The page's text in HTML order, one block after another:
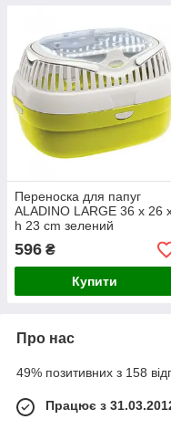
Переноска для папуг
ALADINO LARGE 36 x 26
h 23 cm зелений
596 ₴
Купити
Про нас
49% позитивних з 158
Працює з